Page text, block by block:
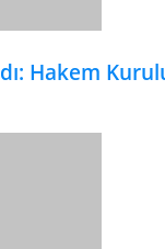
Hakem